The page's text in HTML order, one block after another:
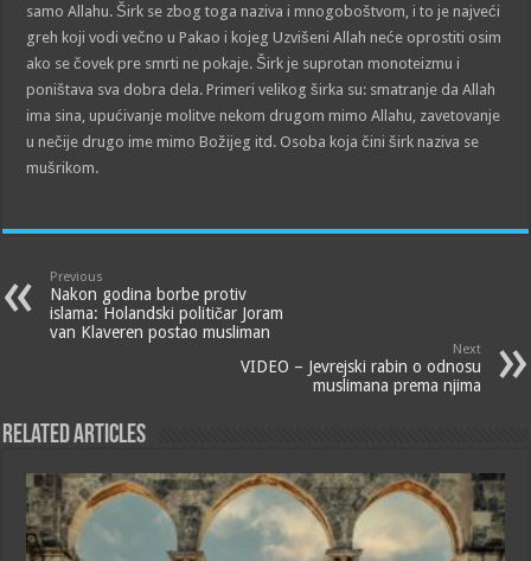
samo Allahu. Širk se zbog toga naziva i mnogoboštvom, i to je najveći
greh koji vodi večno u Pakao i kojeg Uzvišeni Allah neće oprostiti osim
ako se čovek pre smrti ne pokaje. Širk je suprotan monoteizmu i
poništava sva dobra dela. Primeri velikog širka su: smatranje da Allah
ima sina, upućivanje molitve nekom drugom mimo Allahu, zavetovanje
u nečije drugo ime mimo Božijeg itd. Osoba koja čini širk naziva se
mušrikom.
Previous
Nakon godina borbe protiv
islama: Holandski političar Joram
van Klaveren postao musliman
Next
VIDEO – Jevrejski rabin o odnosu
muslimana prema njima
Related Articles